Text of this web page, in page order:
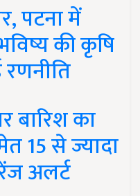
पटना में
की कृषि
बारिश का
15 से ज्यादा
अलर्ट